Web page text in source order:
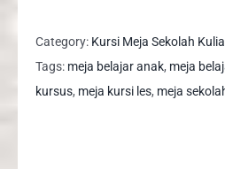
Anak
Meja
Sekolah
Category: Kursi Meja Sekolah
Tags: meja belajar anak, meja
kursus, meja kursi les, meja